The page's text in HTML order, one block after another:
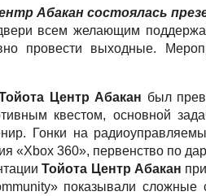
Абакан состоялась
всем желающим
провести выходные.
Центр Абакан был
квестом, основной
Гонки на
«Хbox 360», первенство по
Тойота Центр Абакан
» показывали сложные